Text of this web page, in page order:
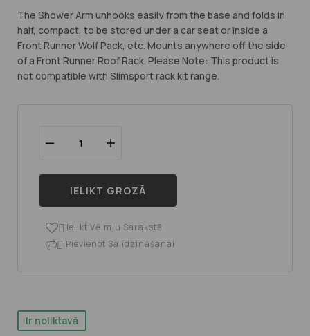
The Shower Arm unhooks easily from the base and folds in
half, compact, to be stored under a car seat or inside a
Front Runner Wolf Pack, etc. Mounts anywhere off the side
of a Front Runner Roof Rack. Please Note: This product is
not compatible with Slimsport rack kit range.
IELIKT GROZĀ
 Ielikt Vēlmju Sarakstā
 Pievienot Salīdzināšanai
Ir noliktavā